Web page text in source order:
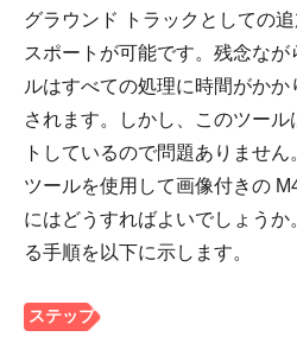
グラウンド トラックとしての
スポートが可能です。残念な
ルはすべての処理に時間がか
されます。しかし、このツー
トしているので問題ありませ
ツールを使用して画像付きの
にはどうすればよいでしょうか
る手順を以下に示します。